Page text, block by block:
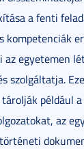
a fenti
kompetenciák
egyetemen
szolgáltatja.
például
az